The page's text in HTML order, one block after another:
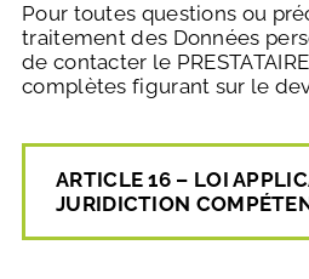
Pour toutes questions ou
traitement des Données
de contacter le
complètes figurant sur le
ARTICLE 16 – LOI
JURIDICTION